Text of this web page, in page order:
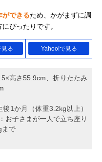
ができるため、かがまずに調
ぴったりです。
る Yahoo!で見る
高さ55.9cm、折りたたみ
1か月（体重3.2kg以上）
お子さまが一人で立ち座り
まで